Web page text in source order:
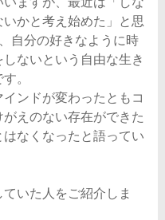
かと考え始めた」と思
自分の好きなように時
ないという自由な生き
。
ンドが変わったともコ
えのない存在ができた
なくなったと語ってい
いた人をご紹介しま